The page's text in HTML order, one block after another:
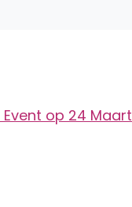
op 24 Maart